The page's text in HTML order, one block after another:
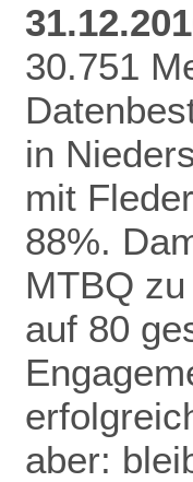
30.751
in
mit
88%.
MTBQ
auf 80
aber: